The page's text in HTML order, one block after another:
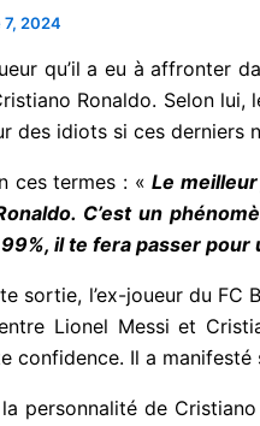
2024
qu’il a eu à affronter
Ronaldo. Selon
des idiots si ces derniers
ces termes : «Le
C’est un
il te fera passer pour
sortie, l’ex-joueur du FC
Lionel Messi et
confidence. Il a
personnalité de